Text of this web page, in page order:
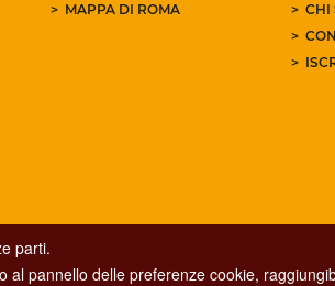
MAPPA DI ROMA
CHI
parti.
pannello delle preferenze cookie,